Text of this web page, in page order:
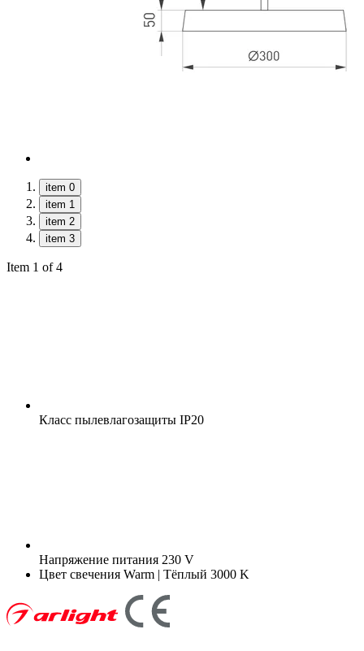
item 0
item 1
item 2
item 3
Item 1 of 4
Класс пылевлагозащиты IP20
Напряжение питания 230 V
Цвет свечения Warm | Тёплый 3000 K